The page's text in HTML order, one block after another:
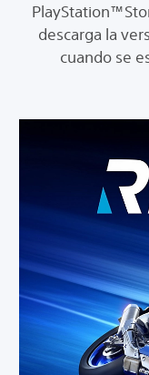
descarga la
cuando se